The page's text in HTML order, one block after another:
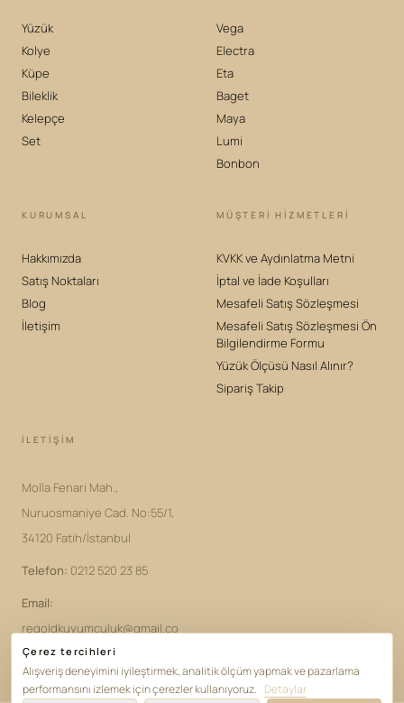
Yüzük
Kolye
Küpe
Bileklik
Kelepçe
Set
Vega
Electra
Eta
Baget
Maya
Lumi
Bonbon
KURUMSAL
Hakkımızda
Satış Noktaları
Blog
İletişim
MÜŞTERİ HİZMETLERİ
KVKK ve Aydınlatma Metni
İptal ve İade Koşulları
Mesafeli Satış Sözleşmesi
Mesafeli Satış Sözleşmesi Ön
Bilgilendirme Formu
Yüzük Ölçüsü Nasıl Alınır?
Sipariş Takip
İLETIŞIM
Molla Fenari Mah.,
Nuruosmaniye Cad. No:55/1,
34120 Fatih/İstanbul
Telefon: 0212 520 23 85
Email:
regoldkuyumculuk@gmail.co
m
Çerez tercihleri
Alışveriş deneyimini iyileştirmek, analitik ölçüm yapmak ve pazarlama
performansını izlemek için çerezler kullanıyoruz. Detaylar